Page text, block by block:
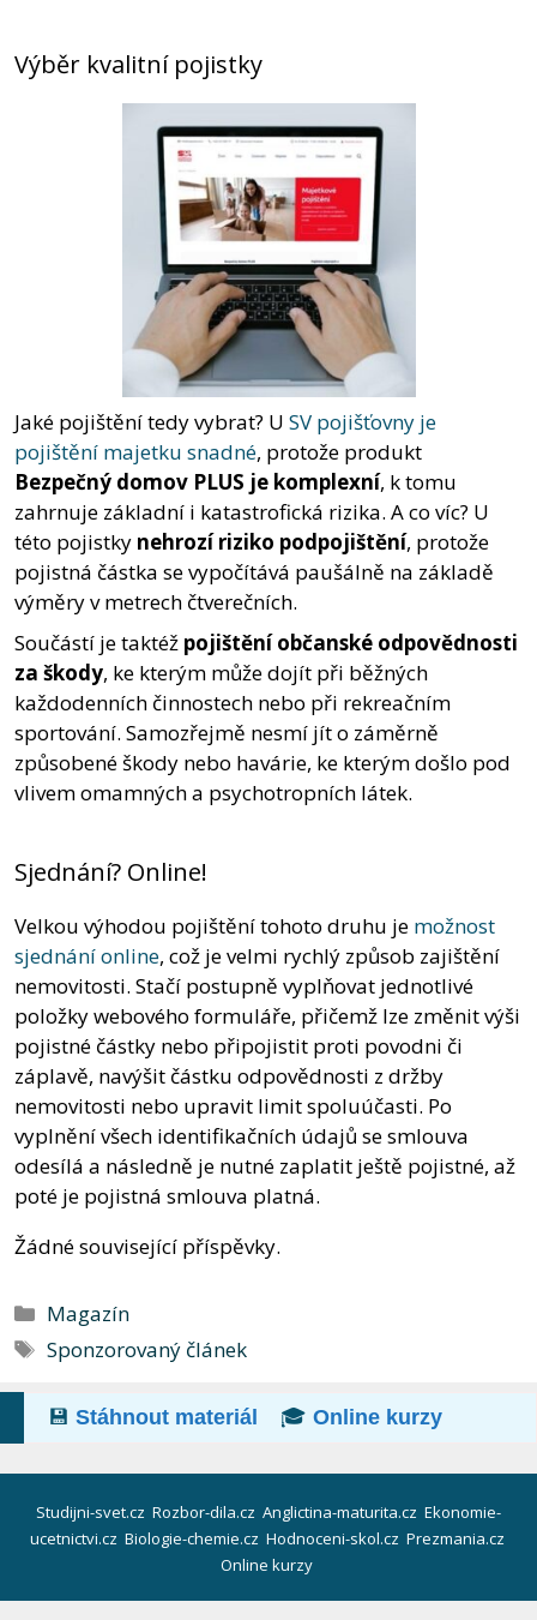
Výběr kvalitní pojistky
Jaké pojištění tedy vybrat? U SV pojišťovny je
pojištění majetku snadné, protože produkt
Bezpečný domov PLUS je komplexní, k tomu
zahrnuje základní i katastrofická rizika. A co víc? U
této pojistky nehrozí riziko podpojištění, protože
pojistná částka se vypočítává paušálně na základě
výměry v metrech čtverečních.
Součástí je taktéž pojištění občanské odpovědnosti
za škody, ke kterým může dojít při běžných
každodenních činnostech nebo při rekreačním
sportování. Samozřejmě nesmí jít o záměrně
způsobené škody nebo havárie, ke kterým došlo pod
vlivem omamných a psychotropních látek.
Sjednání? Online!
Velkou výhodou pojištění tohoto druhu je možnost
sjednání online, což je velmi rychlý způsob zajištění
nemovitosti. Stačí postupně vyplňovat jednotlivé
položky webového formuláře, přičemž lze změnit výši
pojistné částky nebo připojistit proti povodni či
záplavě, navýšit částku odpovědnosti z držby
nemovitosti nebo upravit limit spoluúčasti. Po
vyplnění všech identifikačních údajů se smlouva
odesílá a následně je nutné zaplatit ještě pojistné, až
poté je pojistná smlouva platná.
Žádné související příspěvky.
Rubriky
Magazín
Štítky
Sponzorovaný článek
💾 Stáhnout materiál 🎓 Online kurzy
Studijni-svet.cz Rozbor-dila.cz Anglictina-maturita.cz Ekonomie-
ucetnictvi.cz Biologie-chemie.cz Hodnoceni-skol.cz Prezmania.cz
Online kurzy